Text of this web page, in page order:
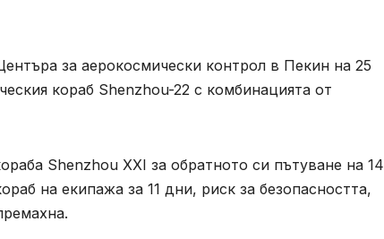
за аерокосмически контрол в Пекин на 25
кораб Shenzhou-22 с комбинацията от
Shenzhou XXI за обратното си пътуване на 14
на екипажа за 11 дни, риск за безопасността,